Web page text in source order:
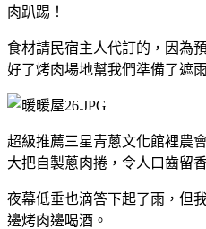
肉趴踢！
食材請民宿主人代訂的，因為
好了烤肉場地幫我們準備了遮
超級推薦三星青蔥文化館裡農
大把自製蔥肉捲，令人口齒留
夜幕低垂也滴答下起了雨，但
邊烤肉邊喝酒。